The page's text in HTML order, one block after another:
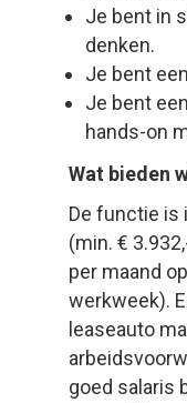
Je bent in
denken.
Je bent
Je bent
hands-on
Wat bieden
De functie is
(min. €
per maand
werkweek).
leaseauto
goed salaris